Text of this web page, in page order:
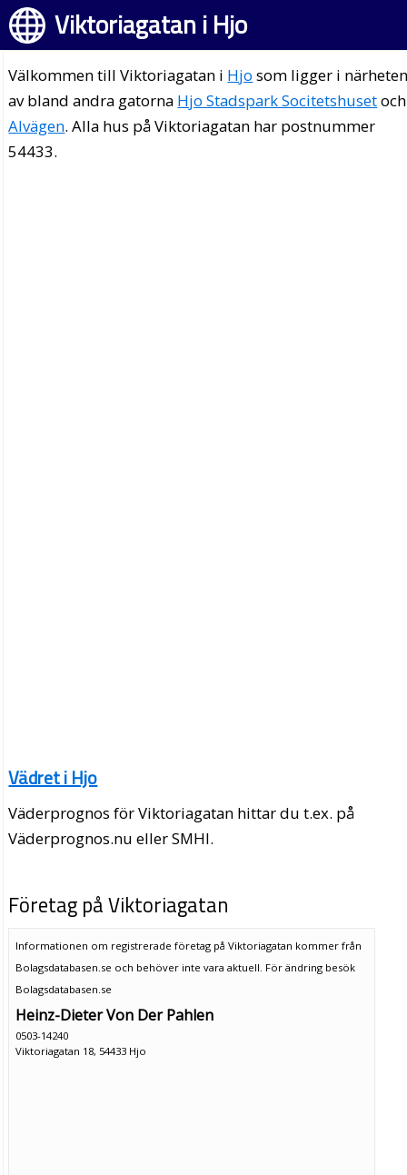
Viktoriagatan i Hjo
Välkommen till Viktoriagatan i Hjo som ligger i
av bland andra gatorna Hjo Stadspark Socitetshusetoch
Alvägen. Alla hus på Viktoriagatan har postnummer
54433.
Vädret i Hjo
Väderprognos för Viktoriagatan hittar du t.ex. på
Väderprognos.nu eller SMHI.
Företag på Viktoriagatan
Informationen om registrerade företag på Viktoriagatan kommer från
Bolagsdatabasen.se och behöver inte vara aktuell. För ändring besök
Bolagsdatabasen.se
Heinz-Dieter Von Der Pahlen
0503-14240
Viktoriagatan 18, 54433 Hjo